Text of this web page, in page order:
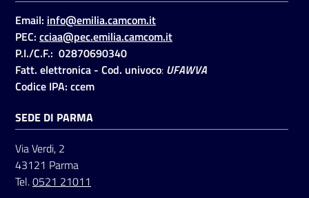
Email: info@emilia.camcom.it
PEC: cciaa@pec.emilia.camcom.it
P.I./C.F.: 02870690340
Fatt. elettronica - Cod. univoco: UFAWVA
Codice IPA: ccem
SEDE DI PARMA
Via Verdi, 2
43121 Parma
Tel.0521 21011